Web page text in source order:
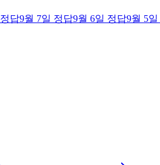
정답9월 7일 정답9월 6일 정답9월 5일